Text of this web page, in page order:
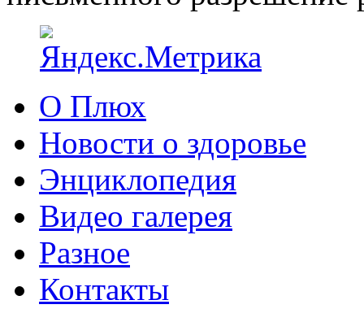
О Плюх
Новости о здоровье
Энциклопедия
Видео галерея
Разное
Контакты